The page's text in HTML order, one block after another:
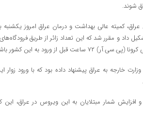
شوند.
عراق، کمیته عالی بهداشت و درمان عراق امروز
داد و مقرر شد که این تعداد زائر از طریق
قبل از ورود به این کشور باشند.
خارجه به عراق پیشنهاد داده بود که با ورود زوار
افزایش شمار مبتلایان به این ویروس در عراق، این